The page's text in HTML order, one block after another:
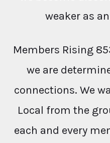
weaker as
Members Rising
we are
connections. We
Local from the
each and every